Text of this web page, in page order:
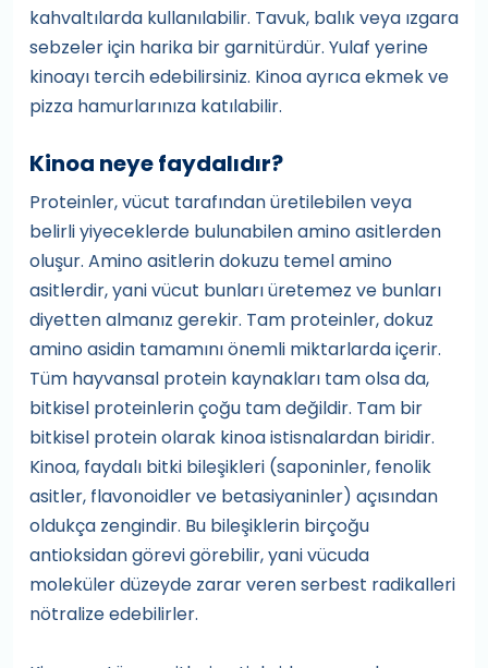
kahvaltılarda kullanılabilir. Tavuk, balık veya ızgara
sebzeler için harika bir garnitürdür. Yulaf yerine
kinoayı tercih edebilirsiniz. Kinoa ayrıca ekmek ve
pizza hamurlarınıza katılabilir.
Kinoa neye faydalıdır?
Proteinler, vücut tarafından üretilebilen veya
belirli yiyeceklerde bulunabilen amino asitlerden
oluşur. Amino asitlerin dokuzu temel amino
asitlerdir, yani vücut bunları üretemez ve bunları
diyetten almanız gerekir. Tam proteinler, dokuz
amino asidin tamamını önemli miktarlarda içerir.
Tüm hayvansal protein kaynakları tam olsa da,
bitkisel proteinlerin çoğu tam değildir. Tam bir
bitkisel protein olarak kinoa istisnalardan biridir.
Kinoa, faydalı bitki bileşikleri (saponinler, fenolik
asitler, flavonoidler ve betasiyaninler) açısından
oldukça zengindir. Bu bileşiklerin birçoğu
antioksidan görevi görebilir, yani vücuda
moleküler düzeyde zarar veren serbest radikalleri
nötralize edebilirler.